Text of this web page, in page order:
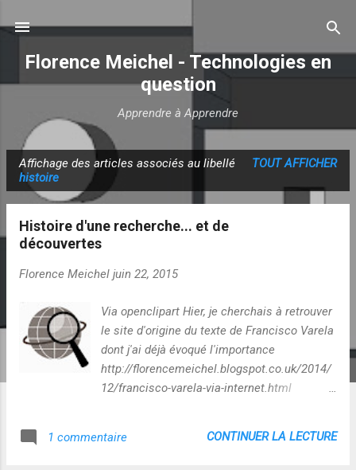
Florence Meichel - Technologies en
question
Apprendre à Apprendre
r
Affichage des articles associés au libellé
histoire
TOUT AFFICHER
Histoire d'une recherche... et de
découvertes
Florence Meichel juin 22, 2015
Via openclipart Hier, je cherchais à retrouver
le site d'origine du texte de Francisco Varela
dont j'ai déjà évoqué l'importance
http://florencemeichel.blogspot.co.uk/2014/
12/francisco-varela-via-internet.html
problème via les moteurs de recherche
1 commentaire CONTINUER LA LECTURE